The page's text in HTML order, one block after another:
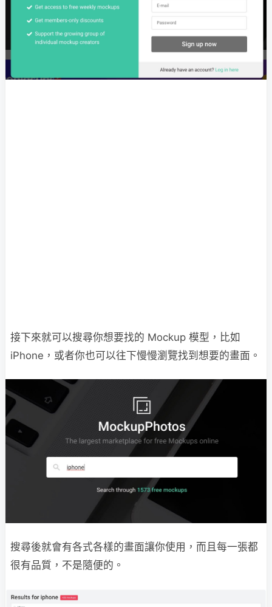
接下來就可以搜尋你想要找的 Mockup 模型，比如
iPhone，或者你也可以往下慢慢瀏覽找到想要的畫面。
搜尋後就會有各式各樣的畫面讓你使用，而且每一張都
很有品質，不是隨便的。